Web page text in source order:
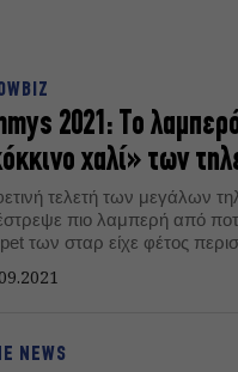
2021: Το
χαλί» των
τελετή των μεγάλων
πιο λαμπερή από
των σταρ είχε φέτος
NEWS